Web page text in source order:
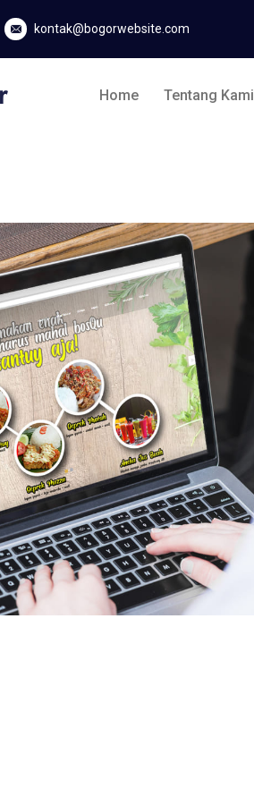
kontak@bogorwebsite.com
Home Tentang Kami